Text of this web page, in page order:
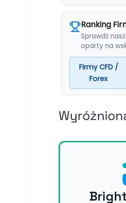
Ranking
Sprawdź
oparty na
Firmy CFD /
Forex